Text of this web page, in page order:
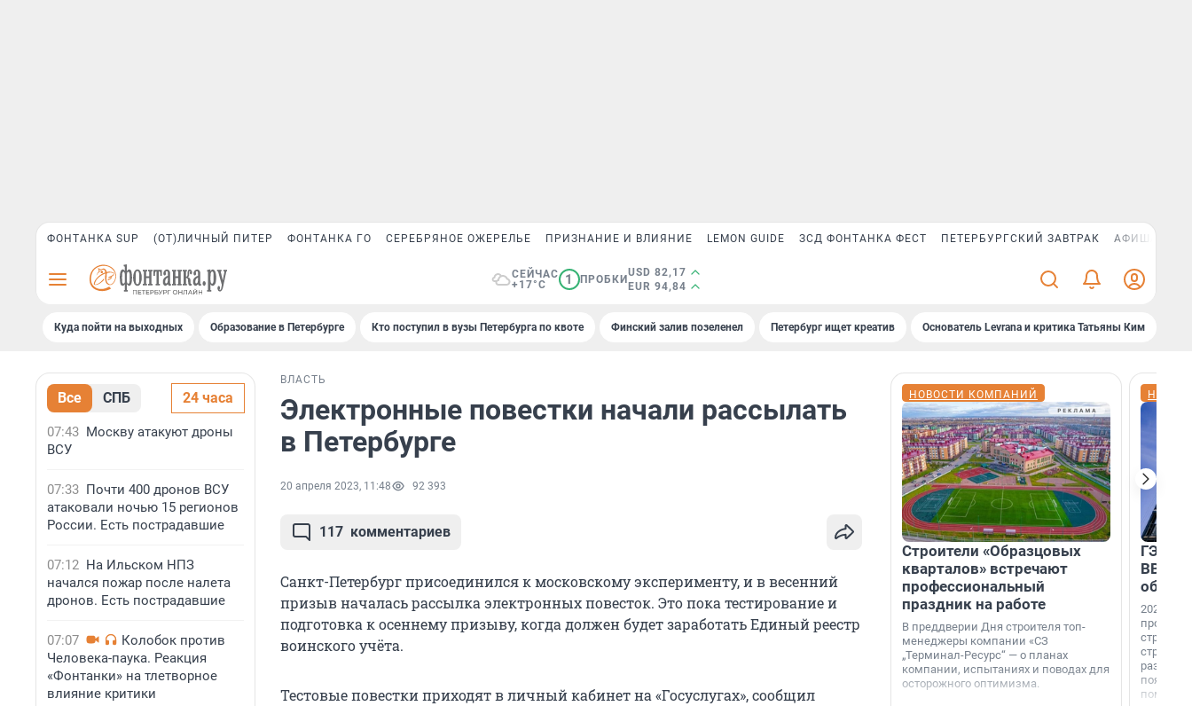
ФОНТАНКА SUP (ОТ)ЛИЧНЫЙ ПИТЕР ФОНТАНКА ГО СЕРЕБРЯНОЕ ОЖЕРЕЛЬЕ ПРИЗНАНИЕ И ВЛИЯНИЕ LEMON GUIDE ЗСД ФОНТАНКА ФЕСТ ПЕТЕРБУРГСКИЙ ЗАВТРАК АФИША PLUS
СЕЙЧАС
+17°C
1 ПРОБКИ
USD 82,17
EUR 94,84
Куда пойти на выходных Образование в Петербурге Кто поступил в вузы Петербурга по квоте Финский залив позеленел Петербург ищет креатив Основатель Levrana и критика Татьяны Ким
Все СПБ 24 часа
07:43 Москву атакуют дроны
ВСУ
07:33 Почти 400 дронов ВСУ
атаковали ночью 15 регионов
России. Есть пострадавшие
07:12 На Ильском НПЗ
начался пожар после налета
дронов. Есть пострадавшие
07:07
Колобок против
Человека-паука. Реакция
«Фонтанки» на тлетворное
влияние критики
ВЛАСТЬ
Электронные повестки начали рассылать
в Петербурге
20 апреля 2023, 11:48 92 393
117 комментариев
Санкт-Петербург присоединился к московскому эксперименту, и в весенний
призыв началась рассылка электронных повесток. Это пока тестирование и
подготовка к осеннему призыву, когда должен будет заработать Единый реестр
воинского учёта.
Тестовые повестки приходят в личный кабинет на «Госуслугах», сообщил
НОВОСТИ КОМПАНИЙ
Строители «Образцовых
кварталов» встречают
профессиональный
праздник на работе
В преддверии Дня строителя топ-
менеджеры компании «СЗ
„Терминал-Ресурс“ — о планах
компании, испытаниях и поводах для
осторожного оптимизма.
ГЭС,
ВВП: в
об
2026-й —
раз. В